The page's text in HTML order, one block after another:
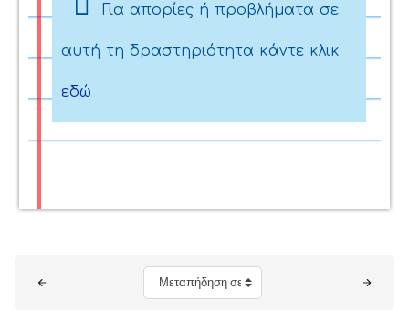
Για απορίες ή προβλήματα σε
αυτή τη δραστηριότητα κάντε κλικ
εδώ
Μεταπήδηση σε...